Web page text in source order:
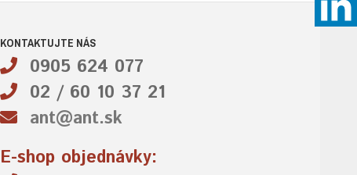
KONTAKTUJTE NÁS
0905 624 077
02 / 60 10 37 21
ant@ant.sk
E-shop objednávky: